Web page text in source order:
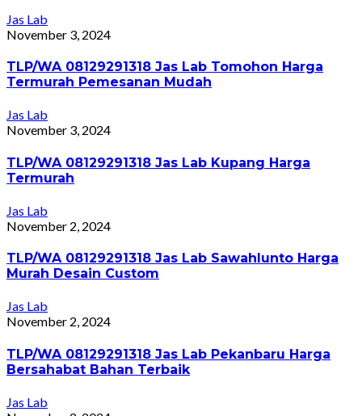
Jas Lab
November 3, 2024
TLP/WA 08129291318 Jas Lab Tomohon Harga
Termurah Pemesanan Mudah
Jas Lab
November 3, 2024
TLP/WA 08129291318 Jas Lab Kupang Harga
Termurah
Jas Lab
November 2, 2024
TLP/WA 08129291318 Jas Lab Sawahlunto Harga
Murah Desain Custom
Jas Lab
November 2, 2024
TLP/WA 08129291318 Jas Lab Pekanbaru Harga
Bersahabat Bahan Terbaik
Jas Lab